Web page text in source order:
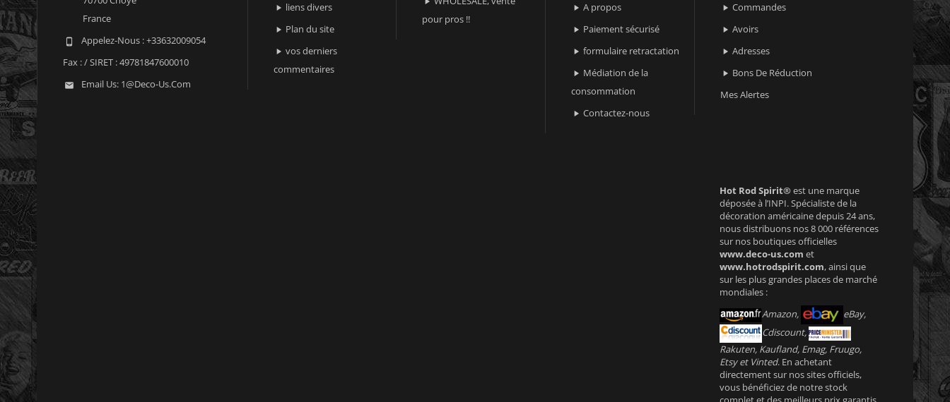
France
 Appelez-Nous :+33632009054
Fax :/ SIRET : 49781847600010
 Email Us: 1@deco-Us.com
 liens divers
 Plan du site
 vos derniers
commentaires
pour pros !!
 A propos
 Paiement sécurisé
 formulaire retractation
 Médiation de la
consommation
 Contactez-nous
 Commandes
 Avoirs
 Adresses
 Bons De Réduction
Mes Alertes
Hot Rod Spirit®est une marque
déposée à l’INPI. Spécialiste de la
décoration américaine depuis 24 ans,
nous distribuons nos 8 000 références
sur nos boutiques officielles
www.deco-us.com et
www.hotrodspirit.com, ainsi que
sur les plus grandes places de marché
mondiales :
Amazon,
eBay,
Cdiscount,
Rakuten, Kaufland, Emag, Fruugo,
Etsy et Vinted. En achetant
directement sur nos sites officiels,
vous bénéficiez de notre stock